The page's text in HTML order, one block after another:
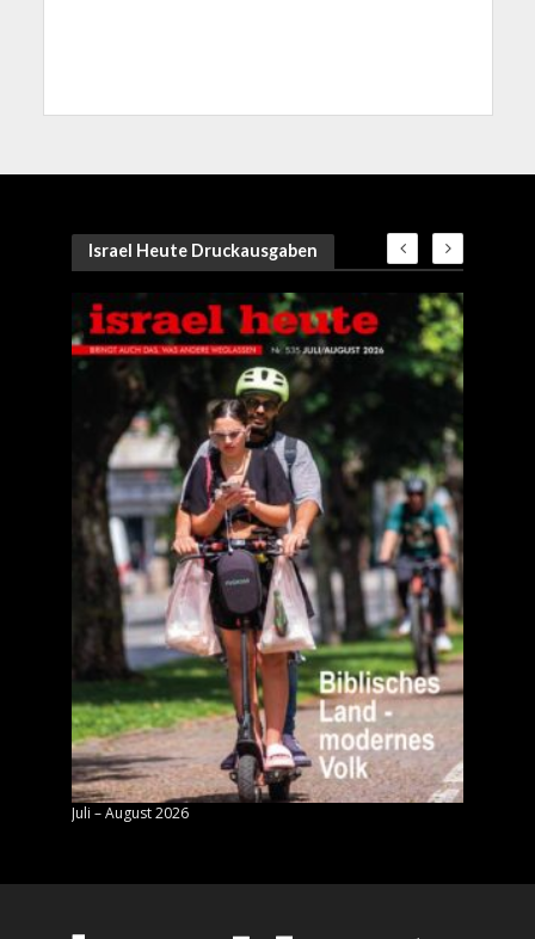
Israel Heute Druckausgaben
Juli – August 2026